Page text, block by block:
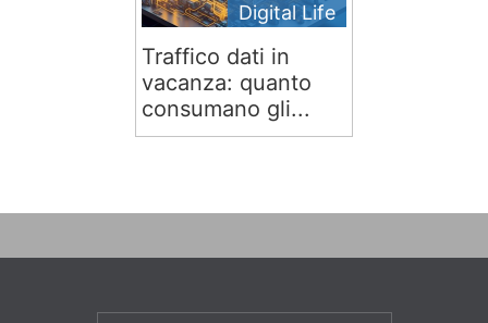
Digital Life
Traffico dati in
vacanza: quanto
consumano gli...